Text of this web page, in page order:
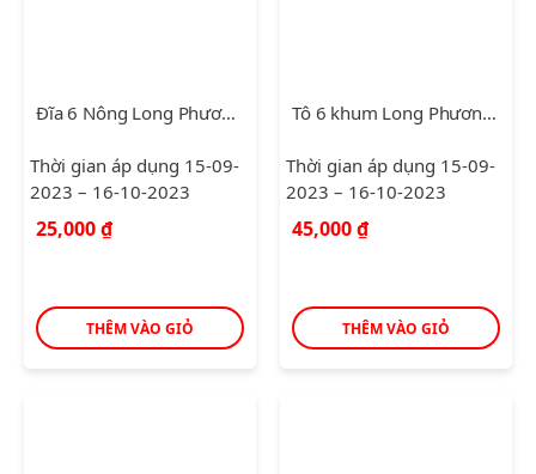
Đĩa 6 Nông Long Phương Trắng
Thời gian áp dụng 15-09-
2023 – 16-10-2023
25,000₫
THÊM VÀO GIỎ
Tô 6 khum Long Phương Trắng
Thời gian áp dụng 15-09-
2023 – 16-10-2023
45,000₫
THÊM VÀO GIỎ